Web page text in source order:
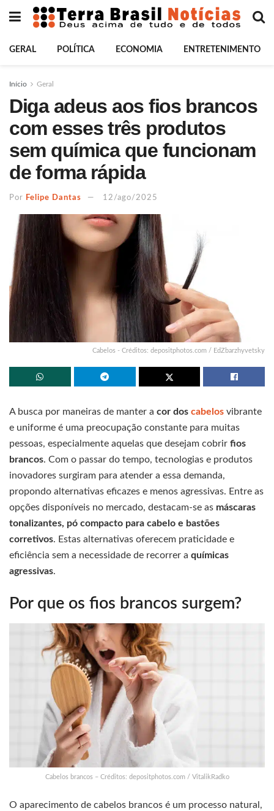
GERAL POLÍTICA ECONOMIA ENTRETENIMENTO
Início Geral
Diga adeus aos fios brancos
com esses três produtos
sem química que funcionam
de forma rápida
Por Felipe Dantas 12/ago/2025
Cabelos - Créditos: depositphotos.com / EdZbarzhyvetsky
A busca por maneiras de manter a cor dos cabelos vibrante
e uniforme é uma preocupação constante para muitas
pessoas, especialmente aquelas que desejam cobrir fios
brancos. Com o passar do tempo, tecnologias e produtos
inovadores surgiram para atender a essa demanda,
propondo alternativas eficazes e menos agressivas. Entre as
opções disponíveis no mercado, destacam-se as máscaras
tonalizantes, pó compacto para cabelo e bastões
corretivos. Estas alternativas oferecem praticidade e
eficiência sem a necessidade de recorrer a químicas
agressivas.
Por que os fios brancos surgem?
Cabelos brancos – Créditos: depositphotos.com / VitalikRadko
O aparecimento de cabelos brancos é um processo natural,